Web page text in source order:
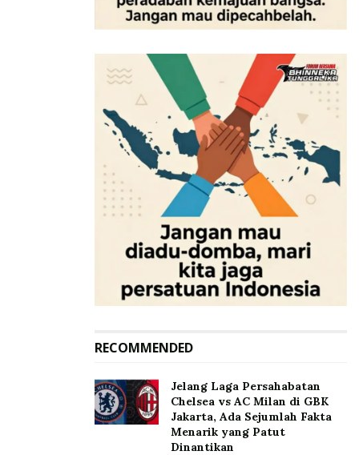
RECOMMENDED
Jelang Laga Persahabatan
Chelsea vs AC Milan di GBK
Jakarta, Ada Sejumlah Fakta
Menarik yang Patut
Dinantikan